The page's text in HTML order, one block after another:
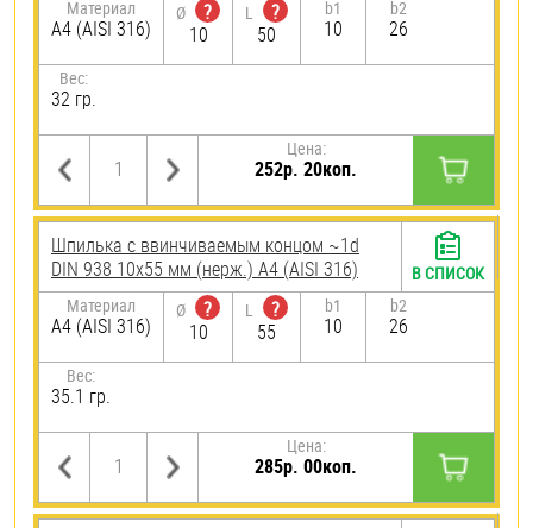
Материал
A4 (AISI 316)
Ø
?
10
L
?
50
b1
10
b2
26
Вес:
32 гр.
Цена:
252р. 20коп.
Шпилька c ввинчиваемым концом ~1d
DIN 938 10х55 мм (нерж.) A4 (AISI 316)
Материал
A4 (AISI 316)
Ø
?
10
L
?
55
b1
10
b2
26
Вес:
35.1 гр.
Цена:
285р. 00коп.
В СПИСОК